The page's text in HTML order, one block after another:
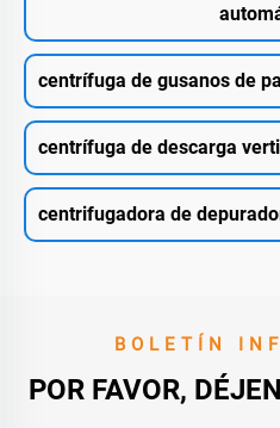
centrífuga de gusanos de
centrífuga de descarga
centrifugadora de
BOLETÍN
POR FAVOR,